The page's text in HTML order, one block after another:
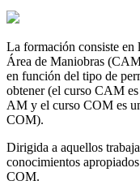
La formación consiste en
Área de Maniobras
en función del tipo de
obtener (el curso CAM
AM y el curso COM es
COM).
Dirigida a aquellos
conocimientos
COM.